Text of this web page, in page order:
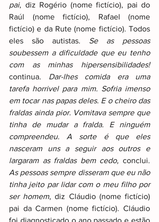
pai, diz Rogério (nome fictício), pai do
Raúl (nome fictício), Rafael (nome
fictício) e da Rute (nome fictício). Todos
eles são autistas. Se as pessoas
soubessem a dificuldade que eu tenho
com as minhas hipersensibilidades!
continua. Dar-lhes comida era uma
tarefa horrivel para mim. Sofria imenso
em tocar nas papas deles. E o cheiro das
fraldas ainda pior. Vomitava sempre que
tinha de mudar a fralda. E ninguém
compreendeu. A sorte é que eles
nasceram uns a seguir aos outros e
largaram as fraldas bem cedo,
As pessoas sempre disseram que eu não
tinha jeito par lidar com o meu filho por
ser homem, diz Cláudio (nome fictício)
pai da Carmen (nome fictício). Cláudio
foi diagnosticado o ano passado e estão